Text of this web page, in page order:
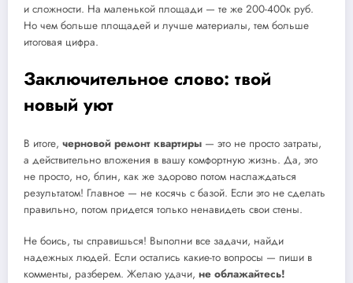
и сложности. На маленькой площади — те же 200-400к руб.
Но чем больше площадей и лучше материалы, тем больше
итоговая цифра.
Заключительное слово: твой
новый уют
В итоге, черновой ремонт квартиры — это не просто затраты,
а действительно вложения в вашу комфортную жизнь. Да, это
не просто, но, блин, как же здорово потом наслаждаться
результатом! Главное — не косячь с базой. Если это не сделать
правильно, потом придется только ненавидеть свои стены.
Не боись, ты справишься! Выполни все задачи, найди
надежных людей. Если остались какие-то вопросы — пиши в
комменты, разберем. Желаю удачи, не облажайтесь!